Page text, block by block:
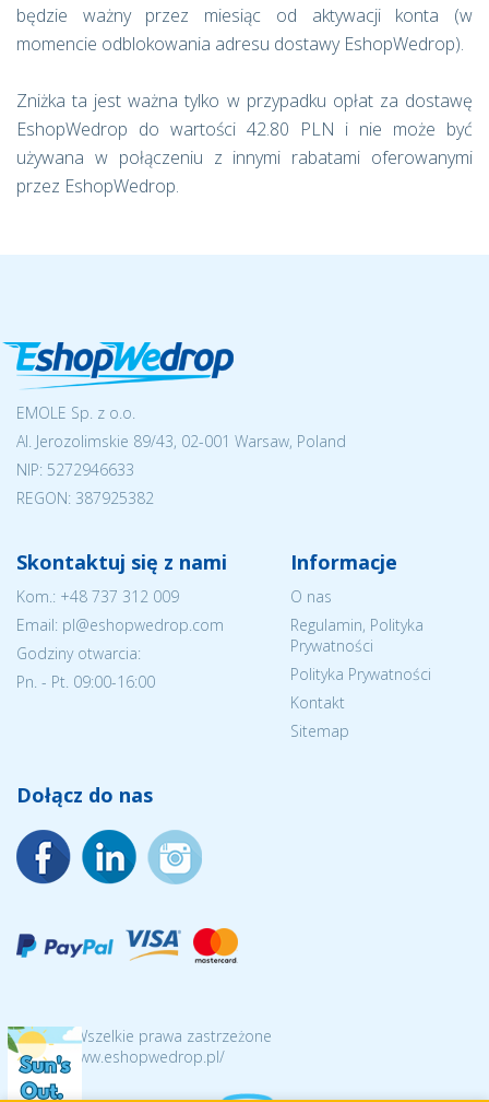
będzie ważny przez miesiąc od aktywacji konta (w
momencie odblokowania adresu dostawy EshopWedrop).
Zniżka ta jest ważna tylko w przypadku opłat za dostawę
EshopWedrop do wartości 42.80 PLN i nie może być
używana w połączeniu z innymi rabatami oferowanymi
przez EshopWedrop.
EMOLE Sp. z o.o.
Al. Jerozolimskie 89/43, 02-001 Warsaw, Poland
NIP: 5272946633
REGON: 387925382
Skontaktuj się z nami
Kom.: +48 737 312 009
Email: pl@eshopwedrop.com
Godziny otwarcia:
Pn. - Pt. 09:00-16:00
Informacje
O nas
Regulamin, Polityka
Prywatności
Polityka Prywatności
Kontakt
Sitemap
Dołącz do nas
© 2026 Wszelkie prawa zastrzeżone
https://www.eshopwedrop.pl/